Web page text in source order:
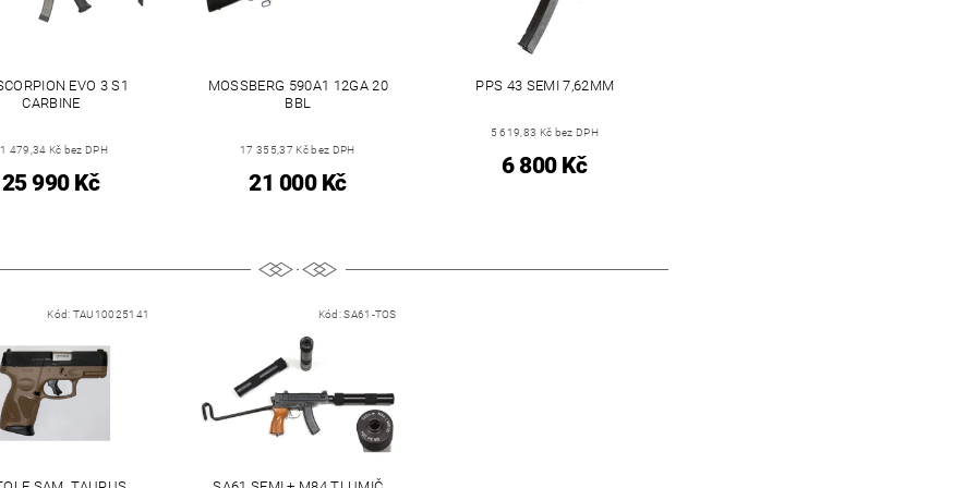
EVO 3 S1
CARBINE
479,34 Kč bez DPH
25 990 Kč
MOSSBERG 590A1 12GA 20
BBL
17 355,37 Kč bez DPH
21 000 Kč
PPS 43 SEMI 7,62MM
5 619,83 Kč bez DPH
6 800 Kč
Kód: TAU10025141 Kód:SA61-TOS